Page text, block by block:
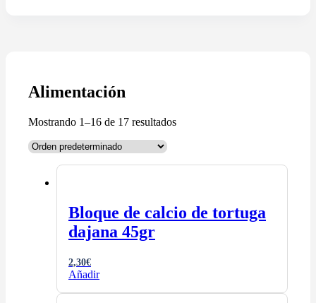
Alimentación
Mostrando 1–16 de 17 resultados
Bloque de calcio de tortuga
dajana 45gr
2,30€
Añadir